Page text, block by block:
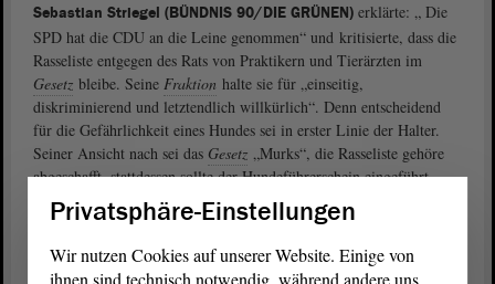
Sebastian Striegel (BÜNDNIS 90/DIE GRÜNEN) erklärte: „ Die
SPD hat die CDU an die Leine genommen“ und kritisierte, dass die
Rasseliste entgegen des Rats von Praktikern und Tierärzten im
Gesetz bleibe. Seine Fraktion halte sie für „einseitig,
diskriminierend und letztendlich willkürlich“. Denn entscheidend
für die Gefährlichkeit eines Hundes sei in erster Linie der Halter.
Seiner Ansicht nach sei das Gesetz „Murks“, die Rasseliste gehöre
abgeschafft, stattdessen sollte der Hundeführerschein eingeführt
werden.
Die Zielsetzung des Gesetzes liege in der Gefahrenprävention, daran
habe sich nichts geändert und daran sollte auch festgehalten werden,
Privatsphäre-Einstellungen
Wir nutzen Cookies auf unserer Website. Einige von
ihnen sind technisch notwendig, während andere uns